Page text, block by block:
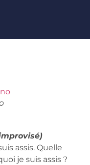
assis. Quelle
je suis assis ?